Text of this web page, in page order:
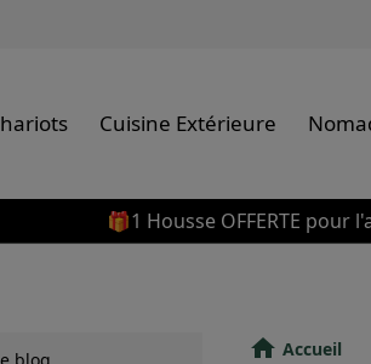
Cuisine Extérieure
🎁1 Housse OFFERTE pour
home Accueil